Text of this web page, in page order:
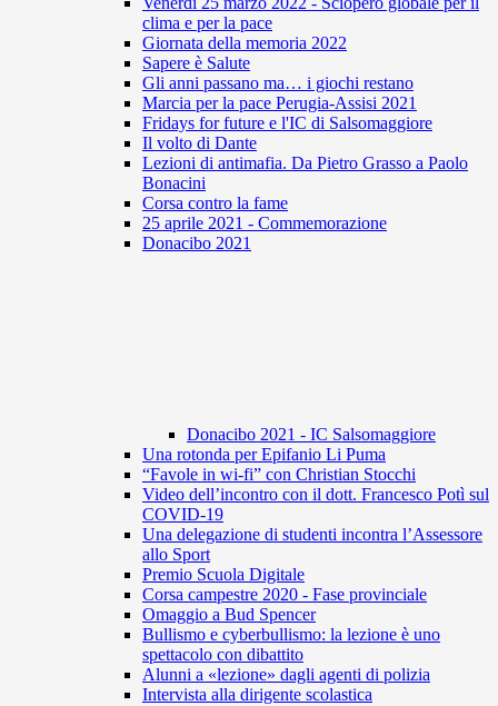
clima e per la pace
Giornata della memoria 2022
Sapere è Salute
Gli anni passano ma… i giochi restano
Marcia per la pace Perugia-Assisi 2021
Fridays for future e l'IC di Salsomaggiore
Il volto di Dante
Lezioni di antimafia. Da Pietro Grasso a Paolo
Bonacini
Corsa contro la fame
25 aprile 2021 - Commemorazione
Donacibo 2021
Donacibo 2021 - IC Salsomaggiore
Una rotonda per Epifanio Li Puma
“Favole in wi-fi” con Christian Stocchi
Video dell’incontro con il dott. Francesco Potì sul
COVID-19
Una delegazione di studenti incontra l’Assessore
allo Sport
Premio Scuola Digitale
Corsa campestre 2020 - Fase provinciale
Omaggio a Bud Spencer
Bullismo e cyberbullismo: la lezione è uno
spettacolo con dibattito
Alunni a «lezione» dagli agenti di polizia
Intervista alla dirigente scolastica